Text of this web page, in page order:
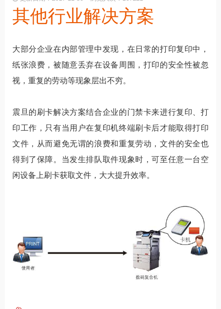
其他行业解决方案
大部分企业在内部管理中发现，在日常的打印复印中，
纸张浪费，被随意丢弃在设备周围，打印的安全性被忽
视，重复的劳动等现象层出不穷。
震旦的刷卡解决方案结合企业的门禁卡来进行复印、打
印工作，只有当用户在复印机终端刷卡后才能取得打印
文件，从而避免无谓的浪费和重复劳动，文件的安全也
得到了保障。当发生排队取件现象时，可至任意一台空
闲设备上刷卡获取文件，大大提升效率。